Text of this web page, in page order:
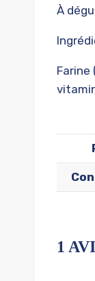
À
Farine
1